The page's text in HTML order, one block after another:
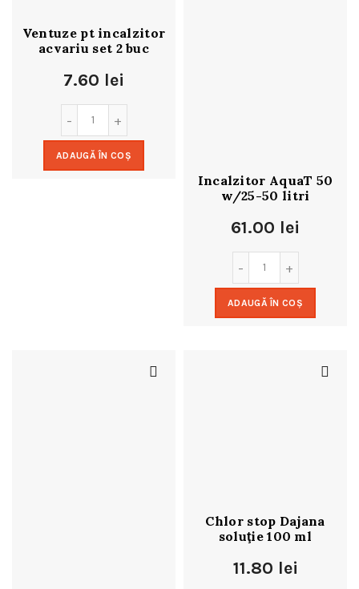
Ventuze pt incalzitor
acvariu set 2 buc
7.60 lei
ADAUGĂ ÎN COȘ
Incalzitor AquaT 50
w/25-50 litri
61.00 lei
ADAUGĂ ÎN COȘ
Chlor stop Dajana
soluţie 100 ml
11.80 lei